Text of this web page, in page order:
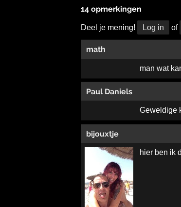
14 opmerkingen
Deel je mening! Log in of
math
man wat
Paul Daniels
Geweldige
bijouxtje
hier ben ik